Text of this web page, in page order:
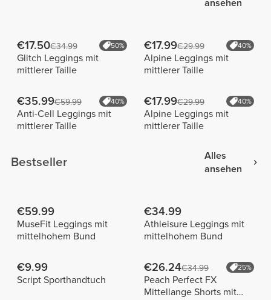
ansehen
€17.50€34.99 50%
Glitch Leggings mit
mittlerer Taille
€17.99€29.99 40%
Alpine Leggings mit
mittlerer Taille
€35.99€59.99 40%
Anti-Cell Leggings mit
mittlerer Taille
€17.99€29.99 40%
Alpine Leggings mit
mittlerer Taille
Bestseller
Alles
ansehen
€59.99
MuseFit Leggings mit
mittelhohem Bund
€34.99
Athleisure Leggings mit
mittelhohem Bund
€9.99
Script Sporthandtuch
€26.24€34.99 25%
Peach Perfect FX
Mittellange Shorts mit